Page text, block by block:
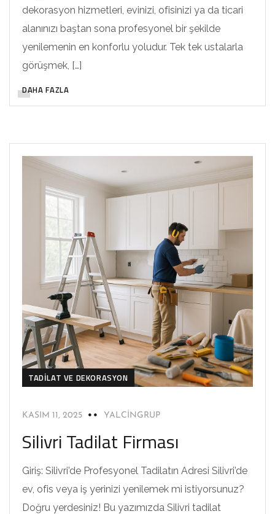
dekorasyon hizmetleri, evinizi, ofisinizi ya da ticari
alanınızı baştan sona profesyonel bir şekilde
yenilemenin en konforlu yoludur. Tek tek ustalarla
görüşmek, […]
DAHA FAZLA
TADILAT VE DEKORASYON
KASIM 11, 2025 YALCINGRUP
Silivri Tadilat Firması
Giriş: Silivri’de Profesyonel Tadilatın Adresi Silivri’de
ev, ofis veya iş yerinizi yenilemek mi istiyorsunuz?
Doğru yerdesiniz! Bu yazımızda Silivri tadilat